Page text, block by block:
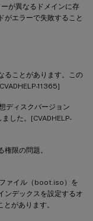
が異なるドメインに存
エラーで失敗すること
ることがあります。この
11365]
ディスクバージョン
した。[CVADHELP-
限の問題。
ァイル（boot.iso）を
ンデックスを設定するオ
があります。